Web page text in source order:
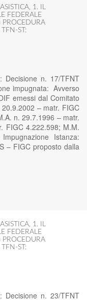
, 1. IL
FEDERALE
PROCEDURA
ST:
Decisione n. 17/TFNT
impugnata: Avverso
emessi dal Comitato
– matr. FIGC
n. 29.7.1996 – matr.
FIGC 4.222.598; M.M.
Istanza:
– FIGC proposto dalla
, 1. IL
FEDERALE
PROCEDURA
ST:
Decisione n. 23/TFNT